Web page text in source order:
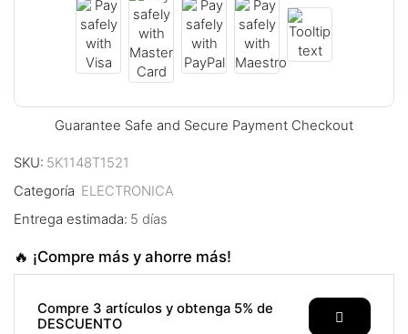
Guarantee Safe and Secure Payment Checkout
SKU: 5K1148T1521
Categoría ELECTRONICA
Entrega estimada: 5 días
🔥 ¡Compre más y ahorre más!
Compre 3 artículos y obtenga 5% de
DESCUENTO